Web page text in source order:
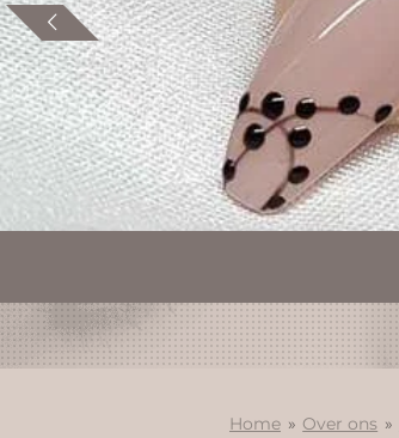
Home » Over ons »